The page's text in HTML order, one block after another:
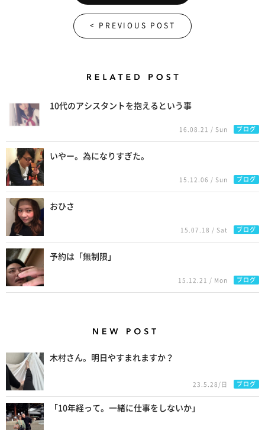
< PREVIOUS POST
10代のアシスタントを抱えるという事
16.08.21 / Sun ブログ
いやー。為になりすぎた。
15.12.06 / Sun ブログ
おひさ
15.07.18 / Sat ブログ
予約は「無制限」
15.12.21 / Mon ブログ
木村さん。明日やすまれますか？
23.5.28/日 ブログ
「10年経って。一緒に仕事をしないか」